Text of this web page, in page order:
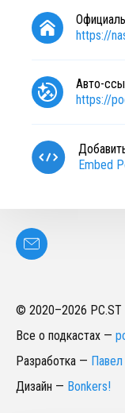
https://
Авто-
https://
Embed
© 2020–2026 PC.ST
Все о подкастах —
Разработка —
Дизайн — Bonkers!